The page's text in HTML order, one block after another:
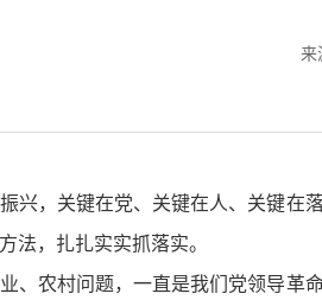
来
兴，关键在党、关键在人、关键在
法，扎扎实实抓落实。
、农村问题，一直是我们党领导革